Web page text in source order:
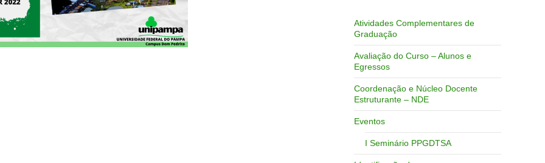
Atividades Complementares de
Graduação
Avaliação do Curso – Alunos e
Egressos
Coordenação e Núcleo Docente
Estruturante – NDE
Eventos
I Seminário PPGDTSA